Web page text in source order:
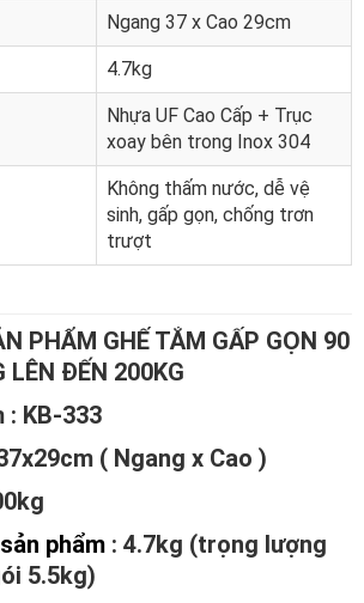
Ngang 37 x Cao 29cm
4.7kg
Nhựa UF Cao Cấp + Trục
xoay bên trong Inox 304
Không thấm nước, dễ vệ
sinh, gấp gọn, chống trơn
trượt
PHẨM GHẾ TẮM GẤP GỌN 90
LÊN ĐẾN 200KG
: KB-333
( Ngang x Cao )
phẩm : 4.7kg (trọng lượng
5.5kg)